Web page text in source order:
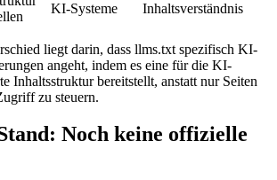
KI-Systeme Inhaltsverständnis
liegt darin, dass llms.txt spezifisch KI-
angeht, indem es eine für die KI-
Inhaltsstruktur bereitstellt, anstatt nur Seiten
zu steuern.
Noch keine offizielle